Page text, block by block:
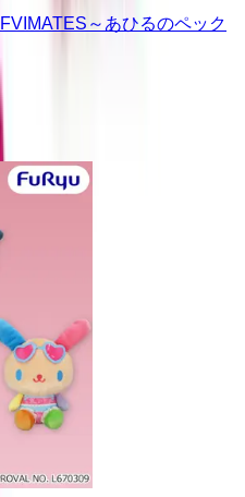
～あひるのペック